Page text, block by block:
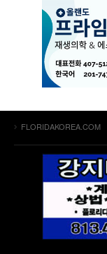
FLORIDAKOREA.COM